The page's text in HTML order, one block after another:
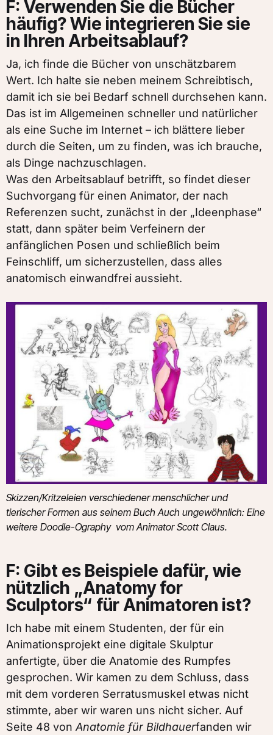
F: Verwenden Sie die Bücher
häufig? Wie integrieren Sie sie
in Ihren Arbeitsablauf?
Ja, ich finde die Bücher von unschätzbarem
Wert. Ich halte sie neben meinem Schreibtisch,
damit ich sie bei Bedarf schnell durchsehen kann.
Das ist im Allgemeinen schneller und natürlicher
als eine Suche im Internet – ich blättere lieber
durch die Seiten, um zu finden, was ich brauche,
als Dinge nachzuschlagen.
Was den Arbeitsablauf betrifft, so findet dieser
Suchvorgang für einen Animator, der nach
Referenzen sucht, zunächst in der „Ideenphase“
statt, dann später beim Verfeinern der
anfänglichen Posen und schließlich beim
Feinschliff, um sicherzustellen, dass alles
anatomisch einwandfrei aussieht.
Skizzen/Kritzeleien verschiedener menschlicher und
tierischer Formen aus seinem Buch Auch ungewöhnlich: Eine
weitere Doodle-Ography vom Animator Scott Claus.
F: Gibt es Beispiele dafür, wie
nützlich „Anatomy for
Sculptors“ für Animatoren ist?
Ich habe mit einem Studenten, der für ein
Animationsprojekt eine digitale Skulptur
anfertigte, über die Anatomie des Rumpfes
gesprochen. Wir kamen zu dem Schluss, dass
mit dem vorderen Serratusmuskel etwas nicht
stimmte, aber wir waren uns nicht sicher. Auf
Seite 48 von Anatomie für Bildhauerfanden wir